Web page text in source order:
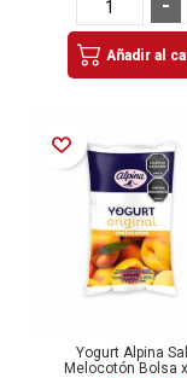
-
Añadir al
Añadir a la Lista de Deseos
Yogurt Alpina
Melocotón Bolsa